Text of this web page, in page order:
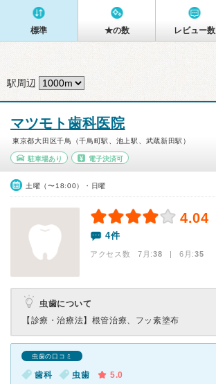
標準 ★の数 レビュー数
駅周辺
マツモト歯科医院
東京都大田区千鳥（千鳥町駅、池上駅、武蔵新田駅）
駐車場あり 電子決済可
土曜（〜18:00）・日曜
4.04
4件
アクセス数 7月:38 | 6月:35
虫歯について
【診療・治療法】 根管治療、フッ素塗布
虫歯の口コミ
歯科 虫歯
5.0